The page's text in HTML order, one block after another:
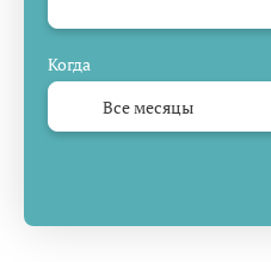
Когда